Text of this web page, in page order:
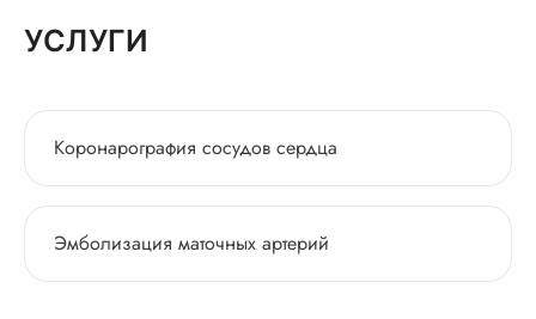
УСЛУГИ
Коронарография сосудов сердца
Эмболизация маточных артерий